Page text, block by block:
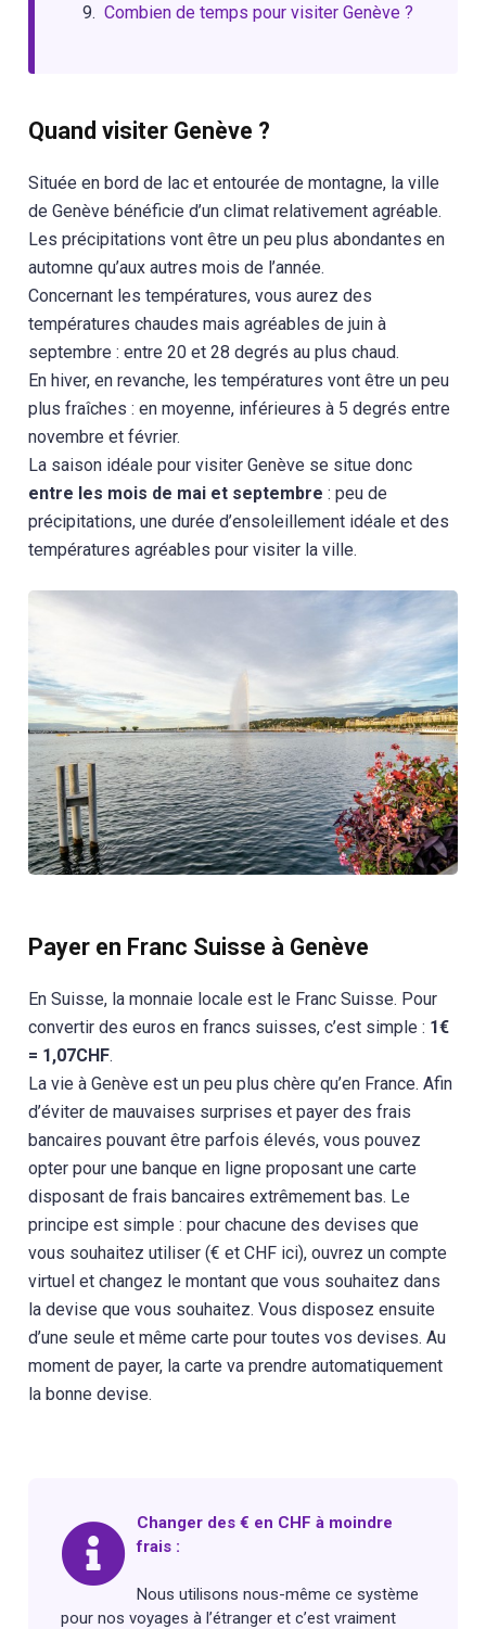
Combien de temps pour visiter Genève ?
Quand visiter Genève ?
Située en bord de lac et entourée de montagne, la ville
de Genève bénéficie d’un climat relativement agréable.
Les précipitations vont être un peu plus abondantes en
automne qu’aux autres mois de l’année.
Concernant les températures, vous aurez des
températures chaudes mais agréables de juin à
septembre : entre 20 et 28 degrés au plus chaud.
En hiver, en revanche, les températures vont être un peu
plus fraîches : en moyenne, inférieures à 5 degrés entre
novembre et février.
La saison idéale pour visiter Genève se situe donc
entre les mois de mai et septembre : peu de
précipitations, une durée d’ensoleillement idéale et des
températures agréables pour visiter la ville.
Payer en Franc Suisse à Genève
En Suisse, la monnaie locale est le Franc Suisse. Pour
convertir des euros en francs suisses, c’est simple : 1€
= 1,07CHF.
La vie à Genève est un peu plus chère qu’en France. Afin
d’éviter de mauvaises surprises et payer des frais
bancaires pouvant être parfois élevés, vous pouvez
opter pour une banque en ligne proposant une carte
disposant de frais bancaires extrêmement bas. Le
principe est simple : pour chacune des devises que
vous souhaitez utiliser (€ et CHF ici), ouvrez un compte
virtuel et changez le montant que vous souhaitez dans
la devise que vous souhaitez. Vous disposez ensuite
d’une seule et même carte pour toutes vos devises. Au
moment de payer, la carte va prendre automatiquement
la bonne devise.
Changer des € en CHF à moindre
frais :
Nous utilisons nous-même ce système
pour nos voyages à l’étranger et c’est vraiment